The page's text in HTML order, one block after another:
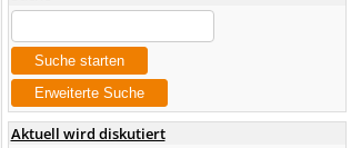
Aktuell wird diskutiert